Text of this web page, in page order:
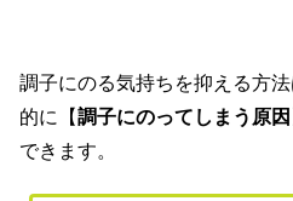
調子にのる気持ちを抑える方
的に【調子にのってしまう原因
できます。